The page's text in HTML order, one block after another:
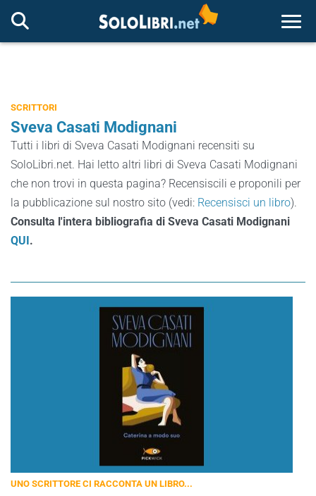
SCRITTORI
Sveva Casati Modignani
Tutti i libri di Sveva Casati Modignani recensiti su
SoloLibri.net. Hai letto altri libri di Sveva Casati Modignani
che non trovi in questa pagina? Recensiscili e proponili per
la pubblicazione sul nostro sito (vedi: Recensisci un libro).
Consulta l'intera bibliografia di Sveva Casati Modignani
QUI.
UNO SCRITTORE CI RACCONTA UN LIBRO...